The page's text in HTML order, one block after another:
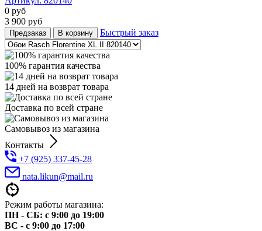
0 руб
3 900 руб
Предзаказ В корзину Быстрый заказ
100% гарантия качества
14 дней на возврат товара
Доставка по всей стране
Самовывоз из магазина
Контакты
+7 (925) 337-45-28
nata.likun@mail.ru
Режим работы магазина:
ПН - СБ: с 9:00 до 19:00
ВС - с 9:00 до 17:00